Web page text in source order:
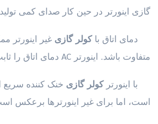
گازی اینورتر در حین کار صدای کمی
دمای اتاق باکولر گازی غیر اینورتر
متفاوت باشد. اینورتر AC دمای اتاق را
با اینورترکولر گازی خنک کننده سریع
است، اما برای غیر اینورترها برعکس